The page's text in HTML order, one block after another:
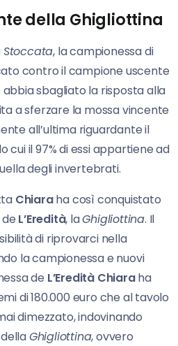
della Ghigliottina
Stoccata, la campionessa di
contro il campione uscente
sbagliato la risposta alla
a sferzare la mossa vincente
all’ultima riguardante il
cui il 97% di essi appartiene ad
degli invertebrati.
Chiaraha così conquistato
L’Eredità, laGhigliottina. Il
di riprovarci nella
la campionessa e nuovi
de L’Eredità Chiaraha
di 180.000 euro che al tavolo
dimezzato, indovinando
Ghigliottina, ovvero